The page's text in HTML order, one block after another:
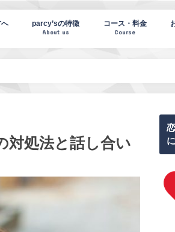
) parcy’sの特徴
About us
コース・料金
Course
対処法と話し合い